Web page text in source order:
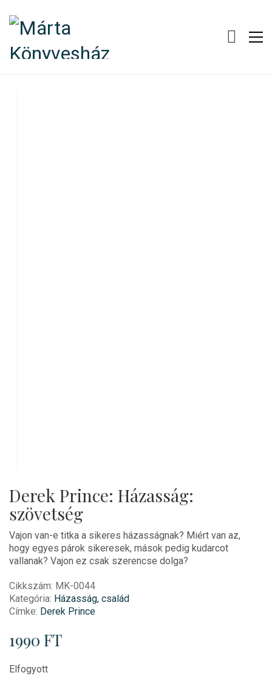
Derek Prince: Házasság:
szövetség
Vajon van-e titka a sikeres házasságnak? Miért van az,
hogy egyes párok sikeresek, mások pedig kudarcot
vallanak? Vajon ez csak szerencse dolga?
Cikkszám: MK-0044
Kategória: Házasság, család
Címke: Derek Prince
1990 FT
Elfogyott